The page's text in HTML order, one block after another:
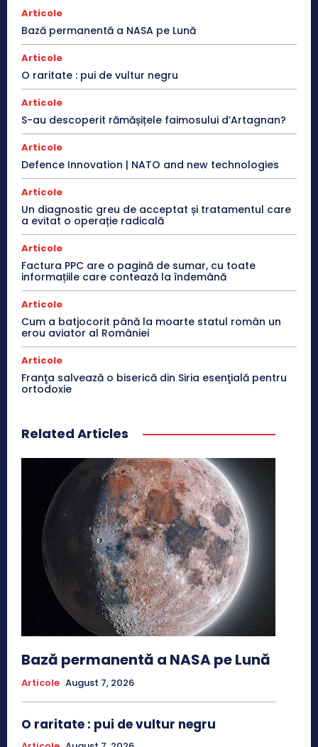
Articole
Bază permanentă a NASA pe Lună
Articole
O raritate : pui de vultur negru
Articole
S-au descoperit rămășițele faimosului d’Artagnan?
Articole
Defence Innovation | NATO and new technologies
Articole
Un diagnostic greu de acceptat și tratamentul care
a evitat o operație radicală
Articole
Factura PPC are o pagină de sumar, cu toate
informațiile care contează la îndemână
Articole
Cum a batjocorit până la moarte statul român un
erou aviator al României
Articole
Franţa salvează o biserică din Siria esenţială pentru
ortodoxie
Related Articles
Bază permanentă a NASA pe Lună
Articole August 7, 2026
O raritate : pui de vultur negru